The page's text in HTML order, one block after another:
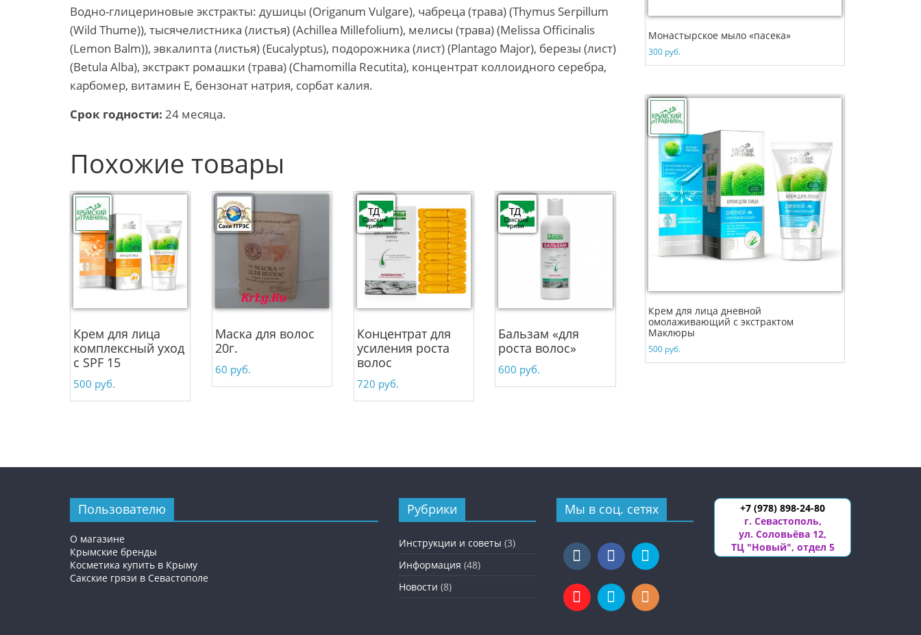
Водно-глицериновые экстракты: душицы (Origanum Vulgare), чабреца (трава) (Thymus Serpillum
(Wild Thume)), тысячелистника (листья) (Achillea Millefolium), мелисы (трава) (Melissa Officinalis
(Lemon Balm)), эвкалипта (листья) (Eucalyptus), подорожника (лист) (Plantago Major), березы (лист)
(Betula Alba), экстракт ромашки (трава) (Chamomilla Recutita), концентрат коллоидного серебра,
карбомер, витамин Е, бензонат натрия, сорбат калия.
Срок годности: 24 месяца.
Похожие товары
Крем для лица
комплексный уход
с SPF 15
500 руб.
Маска для волос
20г.
60 руб.
Концентрат для
усиления роста
волос
720 руб.
Бальзам «для
роста волос»
600 руб.
Монастырское мыло «пасека»
300 руб.
Крем для лица дневной
омолаживающий с экстрактом
Маклюры
500 руб.
Пользователю
О магазине
Крымские бренды
Косметика купить в Крыму
Сакские грязи в Севастополе
Рубрики
Инструкции и советы (3)
Информация (48)
Новости (8)
Мы в соц. сетях
+7 (978) 898-24-80
г. Севастополь,
ул. Соловьёва 12,
ТЦ "Новый", отдел 5